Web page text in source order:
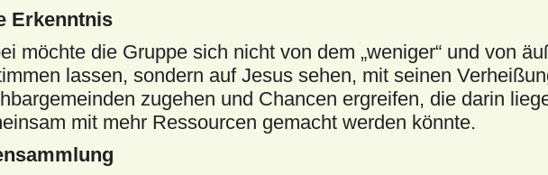
Erkenntnis
möchte die Gruppe sich nicht von dem „weniger“ und von
lassen, sondern auf Jesus sehen, mit seinen
zugehen und Chancen ergreifen, die darin
mit mehr Ressourcen gemacht werden könnte.